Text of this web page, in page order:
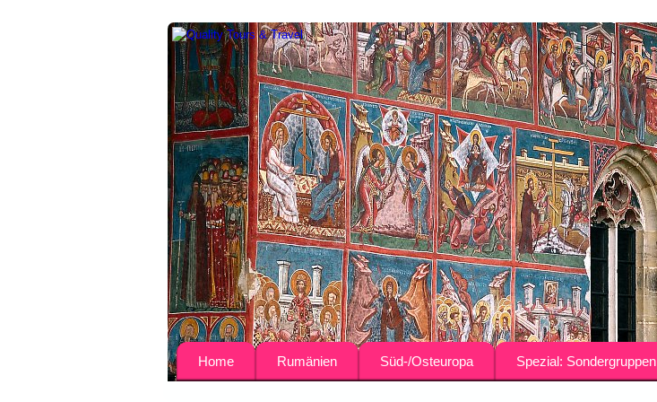
Home Rumänien Süd-/Osteuropa Spezial: Sondergruppen